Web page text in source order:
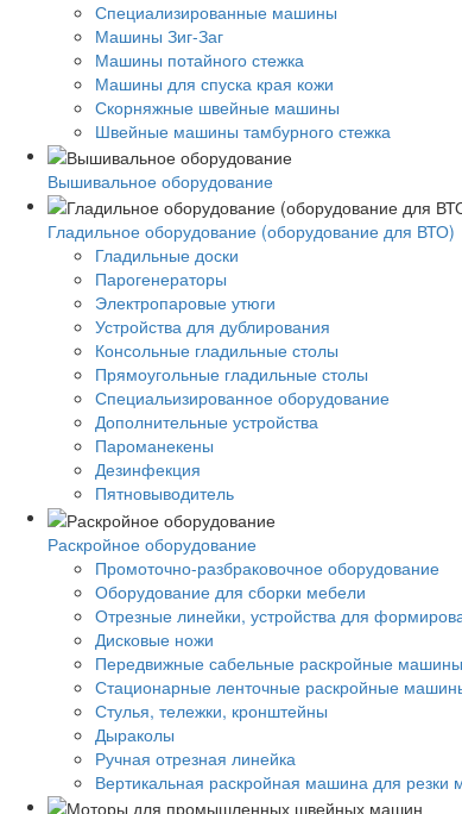
Специализированные машины
Машины Зиг-Заг
Машины потайного стежка
Машины для спуска края кожи
Скорняжные швейные машины
Швейные машины тамбурного стежка
Вышивальное оборудование
Гладильное оборудование (оборудование для ВТО)
Гладильные доски
Парогенераторы
Электропаровые утюги
Устройства для дублирования
Консольные гладильные столы
Прямоугольные гладильные столы
Специальизированное оборудование
Дополнительные устройства
Пароманекены
Дезинфекция
Пятновыводитель
Раскройное оборудование
Промоточно-разбраковочное оборудование
Оборудование для сборки мебели
Отрезные линейки, устройства для
Дисковые ножи
Передвижные сабельные раскройные машины
Стационарные ленточные раскройные
Стулья, тележки, кронштейны
Дыраколы
Ручная отрезная линейка
Вертикальная раскройная машина для резки